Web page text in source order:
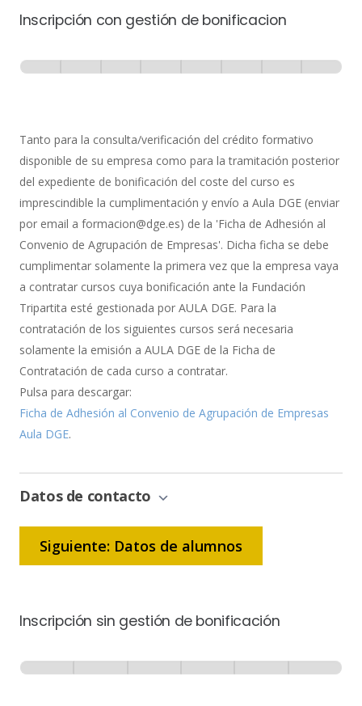
Inscripción con gestión de bonificacion
-
de
Bonificación
Tanto para la consulta/verificación del crédito formativo
disponible de su empresa como para la tramitación posterior
del expediente de bonificación del coste del curso es
imprescindible la cumplimentación y envío a Aula DGE (enviar
por email a formacion@dge.es) de la 'Ficha de Adhesión al
Convenio de Agrupación de Empresas'. Dicha ficha se debe
cumplimentar solamente la primera vez que la empresa vaya
a contratar cursos cuya bonificación ante la Fundación
Tripartita esté gestionada por AULA DGE. Para la
contratación de los siguientes cursos será necesaria
solamente la emisión a AULA DGE de la Ficha de
Contratación de cada curso a contratar.
Pulsa para descargar:
Ficha de Adhesión al Convenio de Agrupación de Empresas
Aula DGE.
Datos de contacto
Siguiente: Datos de alumnos
Inscripción sin gestión de bonificación
-